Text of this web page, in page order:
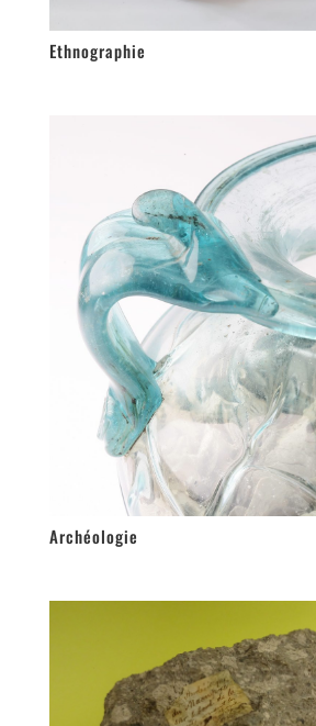
Ethnographie
Archéologie